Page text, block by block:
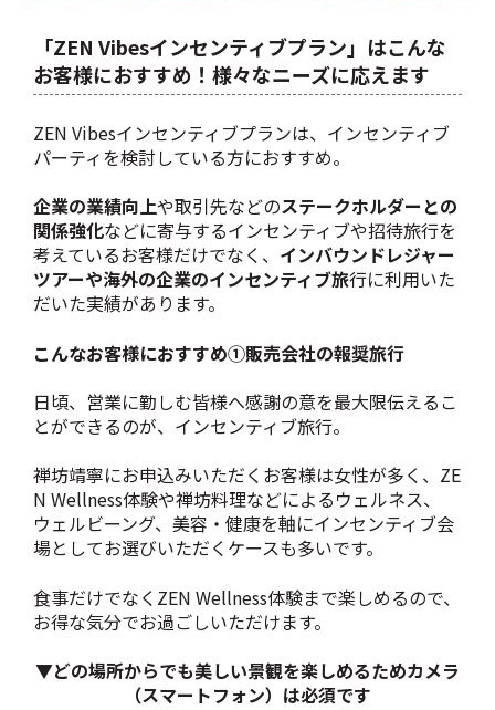
「ZEN Vibesインセンティブプラン」はこんな
お客様におすすめ！様々なニーズに応えます
ZEN Vibesインセンティブプランは、インセンティブ
パーティを検討している方におすすめ。
企業の業績向上や取引先などのステークホルダーとの
関係強化などに寄与するインセンティブや招待旅行を
考えているお客様だけでなく、 インバウンドレジャー
ツアーや海外の企業のインセンティブ旅行に利用いた
だいた実績があります。
こんなお客様におすすめ①販売会社の報奨旅行
日頃、営業に勤しむ皆様へ感謝の意を最大限伝えるこ
とができるのが、インセンティブ旅行。
禅坊靖寧にお申込みいただくお客様は女性が多く、ZE
N Wellness体験や禅坊料理などによるウェルネス、
ウェルビーング、美容・健康を軸にインセンティブ会
場としてお選びいただくケースも多いです。
食事だけでなくZEN Wellness体験まで楽しめるので、
お得な気分でお過ごしいただけます。
▼どの場所からでも美しい景観を楽しめるためカメラ
（スマートフォン）は必須です